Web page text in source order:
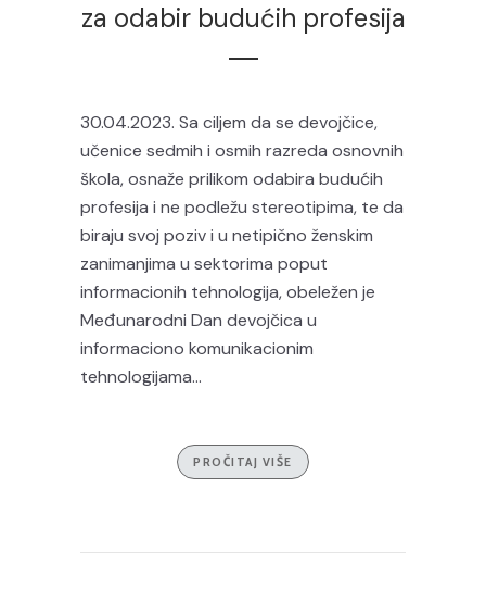
za odabir budućih profesija
30.04.2023. Sa ciljem da se devojčice,
učenice sedmih i osmih razreda osnovnih
škola, osnaže prilikom odabira budućih
profesija i ne podležu stereotipima, te da
biraju svoj poziv i u netipično ženskim
zanimanjima u sektorima poput
informacionih tehnologija, obeležen je
Međunarodni Dan devojčica u
informaciono komunikacionim
tehnologijama...
PROČITAJ VIŠE